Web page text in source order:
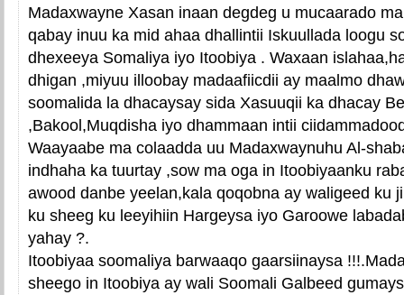
Madaxwayne Xasan inaan degdeg u mucaarado
qabay inuu ka mid ahaa dhallintii Iskuullada loogu
dhexeeya Somaliya iyo Itoobiya . Waxaan
dhigan ,miyuu illoobay madaafiicdii ay maalmo
soomalida la dhacaysay sida Xasuuqii ka dhacay
,Bakool,Muqdisha iyo dhammaan intii
Waayaabe ma colaadda uu Madaxwaynuhu Al-
indhaha ka tuurtay ,sow ma oga in Itoobiyaanku
awood danbe yeelan,kala qoqobna ay waligeed ku
ku sheeg ku leeyihiin Hargeysa iyo Garoowe
yahay ?.
Itoobiyaa soomaliya barwaaqo gaarsiinaysa
sheego in Itoobiya ay wali Soomali Galbeed